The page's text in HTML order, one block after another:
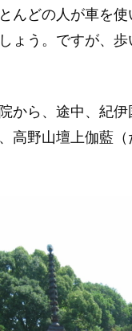
んどの人が車を
ょう。ですが、
から、途中、紀
高野山壇上伽藍